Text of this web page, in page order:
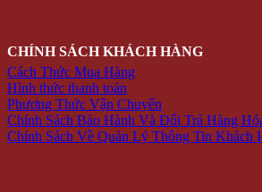
CHÍNH SÁCH KHÁCH HÀNG
Cách Thức Mua Hàng
Hình thức thanh toán
Phương Thức Vận Chuyển
Chính Sách Bảo Hành Và Đổi Trả Hàng
Chính Sách Về Quản Lý Thông Tin Khách